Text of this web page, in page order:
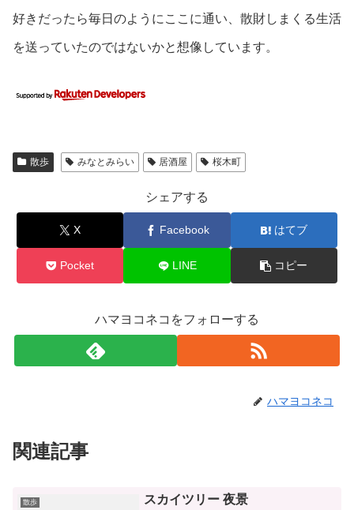
好きだったら毎日のようにここに通い、散財しまくる生活
を送っていたのではないかと想像しています。
散歩 みなとみらい 居酒屋 桜木町
シェアする
X Facebook はてブ
Pocket LINE コピー
ハマヨコネコをフォローする
ハマヨコネコ
関連記事
散歩 スカイツリー 夜景